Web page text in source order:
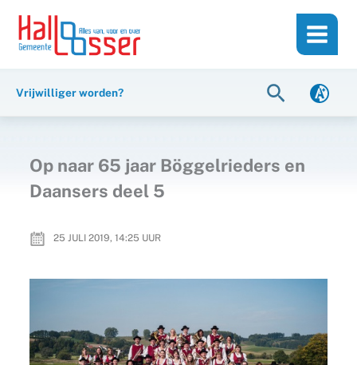
inhoud
naar
Vrijwilliger worden? Zoeken
Op naar 65 jaar Böggelrieders en
Daansers deel 5
25 JULI 2019, 14:25 UUR